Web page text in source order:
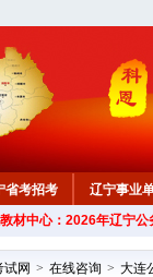
省考招考 辽宁事业
材中心：2026年辽宁公
试网 > 在线咨询 > 大连